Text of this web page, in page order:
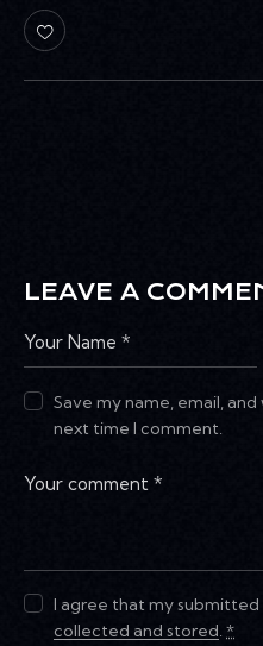
LEAVE A
Save my name, email,
next time I comment.
I agree that my submitted
collected and stored.*